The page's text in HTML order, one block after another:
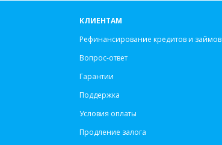
КЛИЕНТАМ
Рефинансирование кредитов и займов
Вопрос-ответ
Гарантии
Поддержка
Условия оплаты
Продление залога